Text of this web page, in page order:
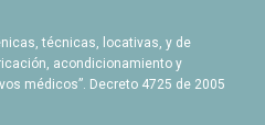
técnicas, locativas, y de
acondicionamiento y
médicos”. Decreto 4725 de 2005